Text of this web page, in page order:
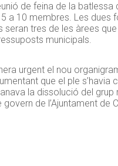
de feina de la
a 10 membres. Les dues
tres de les àrees
municipals.
urgent el nou
que el ple
la dissolució del
de l’Ajuntament de